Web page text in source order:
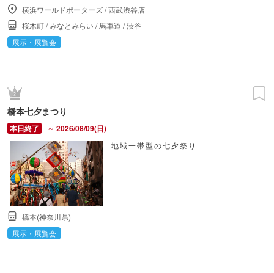
横浜ワールドポーターズ/西武渋谷店
桜木町/みなとみらい/馬車道 /渋谷
展示・展覧会
橋本七夕まつり
～ 2026/08/09(日)
地域一帯型の七夕祭り
橋本(神奈川県)
展示・展覧会